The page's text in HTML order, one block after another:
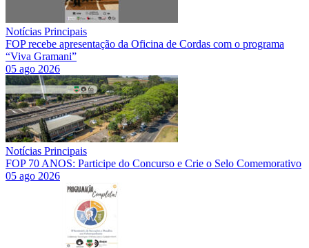
Notícias Principais
FOP recebe apresentação da Oficina de Cordas com o programa
“Viva Gramani”
05 ago 2026
Notícias Principais
FOP 70 ANOS: Participe do Concurso e Crie o Selo Comemorativo
05 ago 2026